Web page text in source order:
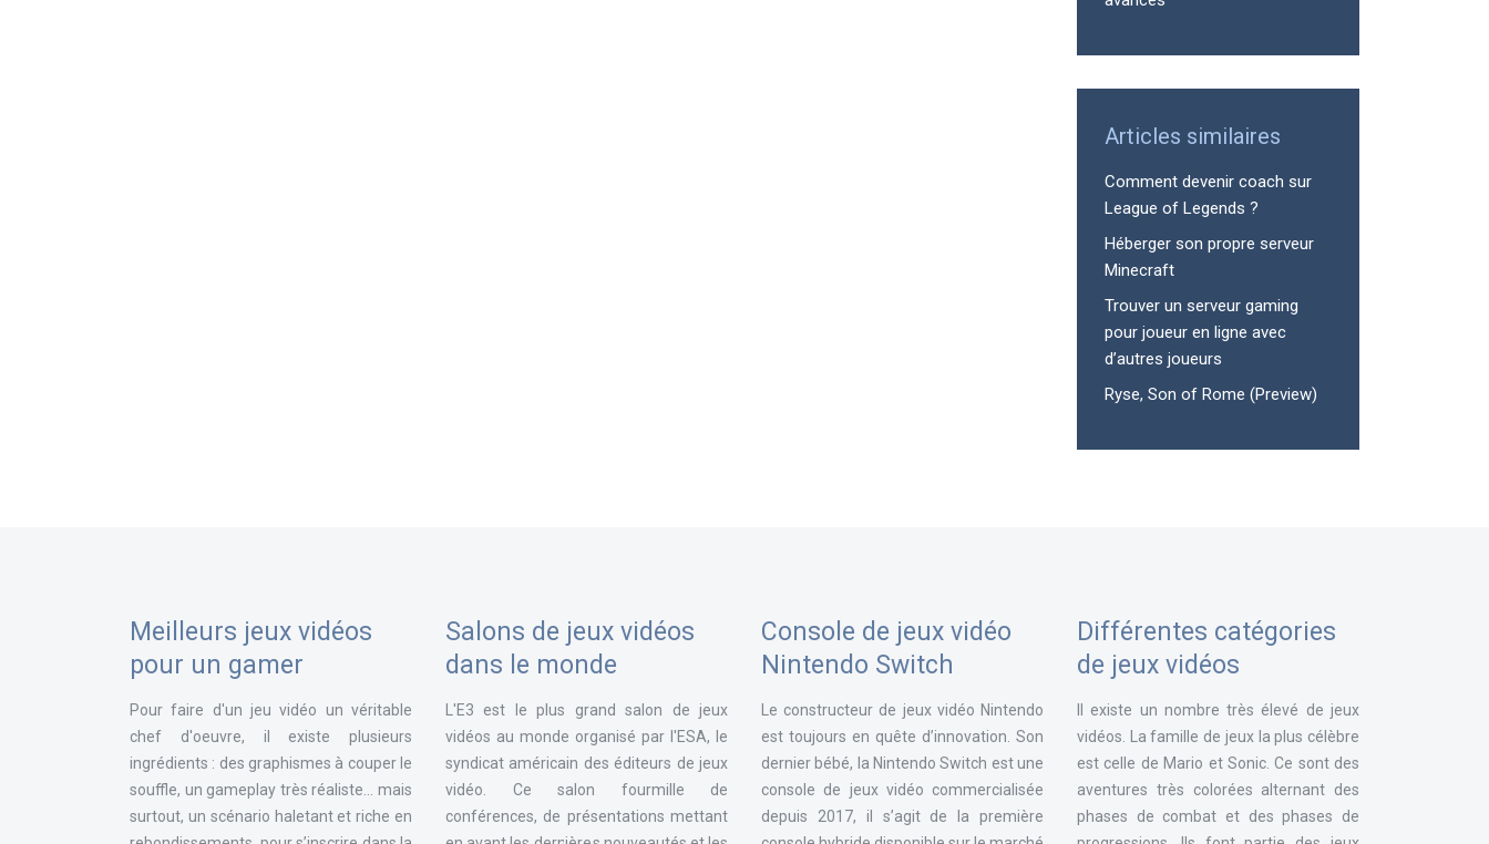
Articles similaires
Comment devenir coach sur
League of Legends ?
Héberger son propre serveur
Minecraft
Trouver un serveur gaming
pour joueur en ligne avec
d’autres joueurs
Ryse, Son of Rome (Preview)
Meilleurs jeux vidéos
pour un gamer
Pour faire d'un jeu vidéo un véritable
chef d'oeuvre, il existe plusieurs
ingrédients : des graphismes à couper le
souffle, un gameplay très réaliste... mais
surtout, un scénario haletant et riche en
Salons de jeux vidéos
dans le monde
L'E3 est le plus grand salon de jeux
vidéos au monde organisé par l'ESA, le
syndicat américain des éditeurs de jeux
vidéo. Ce salon fourmille de
conférences, de présentations mettant
Console de jeux vidéo
Nintendo Switch
Le constructeur de jeux vidéo Nintendo
est toujours en quête d’innovation. Son
dernier bébé, la Nintendo Switch est une
console de jeux vidéo commercialisée
depuis 2017, il s’agit de la première
Différentes catégories
de jeux vidéos
Il existe un nombre très élevé de jeux
vidéos. La famille de jeux la plus célèbre
est celle de Mario et Sonic. Ce sont des
aventures très colorées alternant des
phases de combat et des phases de